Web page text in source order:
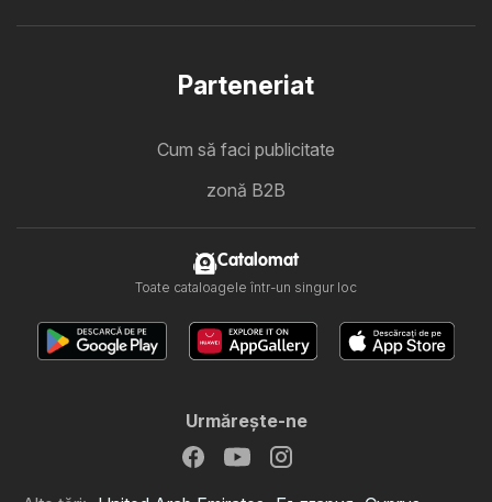
Parteneriat
Cum să faci publicitate
zonă B2B
Catalomat
Toate cataloagele într-un singur loc
Urmăreşte-ne